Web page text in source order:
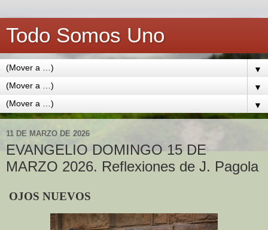
Todo Somos Uno
▼
▼
▼
11 DE MARZO DE 2026
EVANGELIO DOMINGO 15 DE
MARZO 2026. Reflexiones de J. Pagola
OJOS NUEVOS